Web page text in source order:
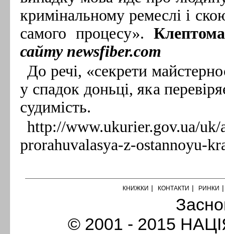
кримінальному ремеслі і
самого процесу».
сайту newsfiber.com
До речі, «секрети
у спадок доньці, яка
судимість.
http://www.ukurier.gov.ua/
prorahuvalasya-z-ostannoyu-
КНИЖКИ | КОНТАКТИ | РИНКИ
© 2001 - 2015